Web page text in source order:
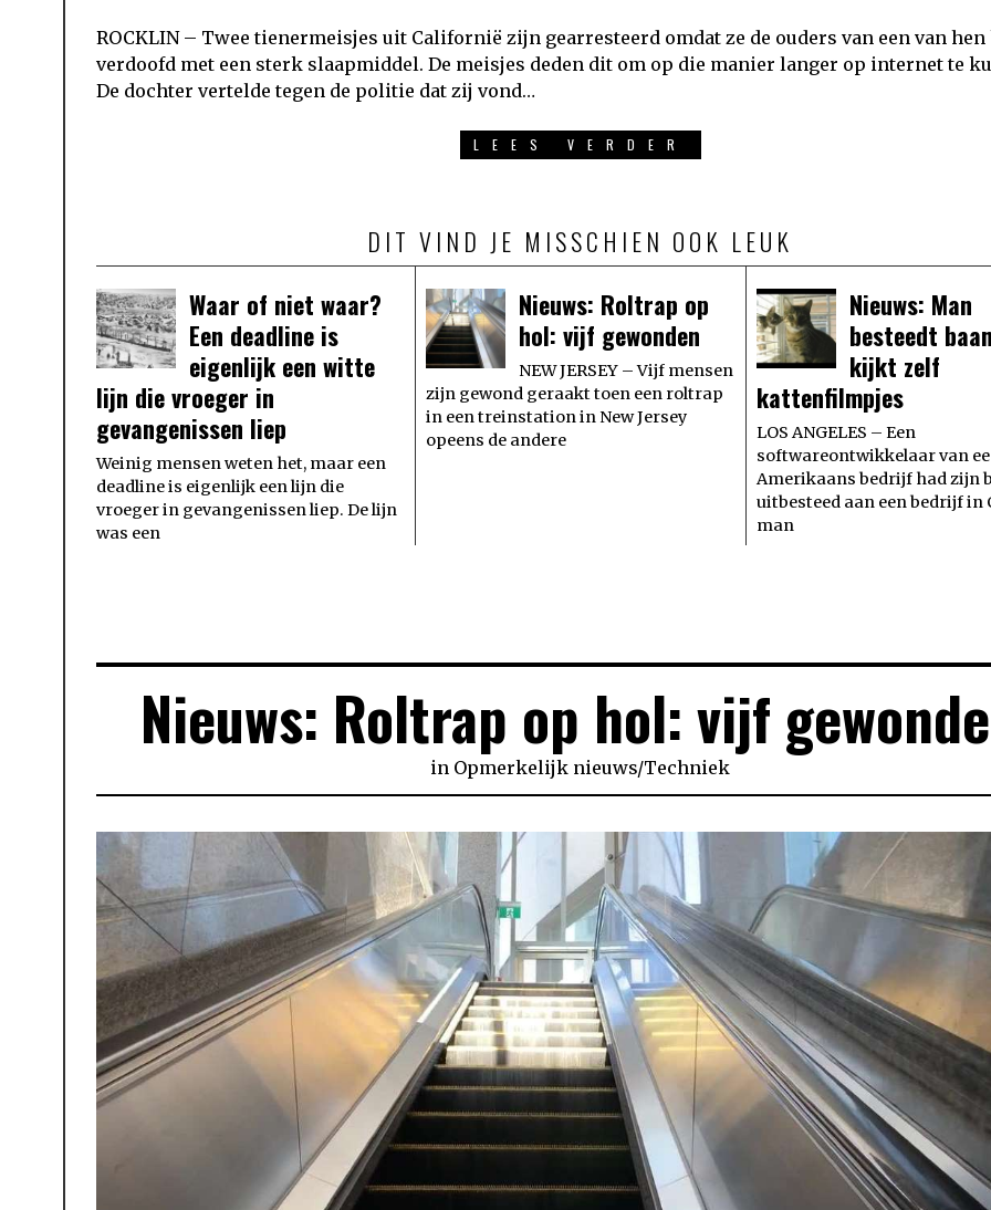
ROCKLIN – Twee tienermeisjes uit Californië zijn gearresteerd omdat ze de ouders van een van hen
verdoofd met een sterk slaapmiddel. De meisjes deden dit om op die manier langer op internet te
De dochter vertelde tegen de politie dat zij vond…
LEES VERDER
DIT VIND JE MISSCHIEN OOK LEUK
Waar of niet waar?
Een deadline is
eigenlijk een witte
lijn die vroeger in
gevangenissen liep
Weinig mensen weten het, maar een
deadline is eigenlijk een lijn die
vroeger in gevangenissen liep. De lijn
was een
Nieuws: Roltrap op
hol: vijf gewonden
NEW JERSEY – Vijf mensen
zijn gewond geraakt toen een roltrap
in een treinstation in New Jersey
opeens de andere
Nieuws: Man
besteedt
kijkt zelf
kattenfilmpjes
LOS ANGELES – Een
softwareontwikkelaar van
Amerikaans bedrijf had zijn
uitbesteed aan een bedrijf in
man
Nieuws: Roltrap op hol: vijf
in Opmerkelijk nieuws/Techniek